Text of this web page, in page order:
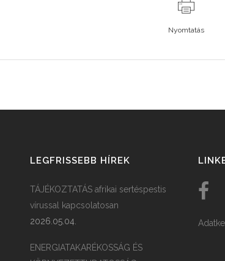
Nyomtatás
LEGFRISSEBB HÍREK
TÁJÉKOZTATÁS afrikai sertéspestis
vírussal kapcsolatosan
2026.05.04.
ENERGIATAKARÉKOSSÁG ÉS